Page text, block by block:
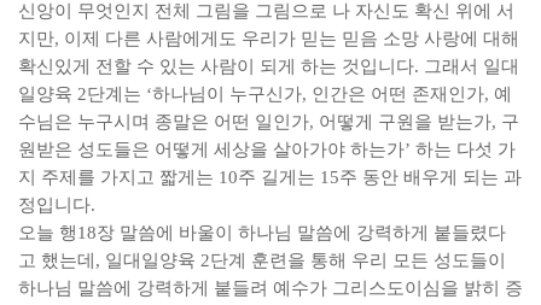
신앙이 무엇인지 전체 그림을 그림으로 나 자신도 확신 위에 서
지만, 이제 다른 사람에게도 우리가 믿는 믿음 소망 사랑에 대해
확신있게 전할 수 있는 사람이 되게 하는 것입니다. 그래서 일대
일양육 2단계는 ‘하나님이 누구신가, 인간은 어떤 존재인가, 예
수님은 누구시며 종말은 어떤 일인가, 어떻게 구원을 받는가, 구
원받은 성도들은 어떻게 세상을 살아가야 하는가’ 하는 다섯 가
지 주제를 가지고 짧게는 10주 길게는 15주 동안 배우게 되는 과
정입니다.
오늘 행18장 말씀에 바울이 하나님 말씀에 강력하게 붙들렸다
고 했는데 , 일대일양육 2단계 훈련을 통해 우리 모든 성도들이
하나님 말씀에 강력하게 붙들려 예수가 그리스도이심을 밝히 증